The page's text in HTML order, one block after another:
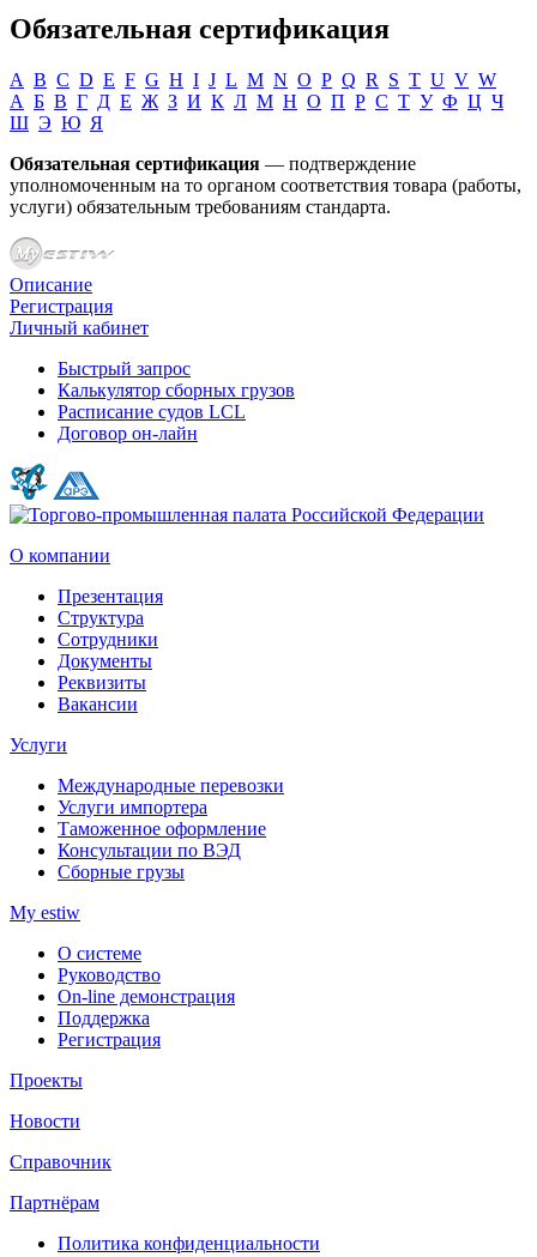
Обязательная сертификация
A B C D E F G H I J L M N O P Q R S T U V W
А Б В Г Д Е Ж З И К Л М Н О П Р С Т У Ф Ц Ч
Ш Э Ю Я
Обязательная сертификация — подтверждение
уполномоченным на то органом соответствия товара (работы,
услуги) обязательным требованиям стандарта.
Описание
Регистрация
Личный кабинет
Быстрый запрос
Калькулятор сборных грузов
Расписание судов LCL
Договор он-лайн
О компании
Презентация
Структура
Сотрудники
Документы
Реквизиты
Вакансии
Услуги
Международные перевозки
Услуги импортера
Таможенное оформление
Консультации по ВЭД
Сборные грузы
My estiw
О системе
Руководство
On-line демонстрация
Поддержка
Регистрация
Проекты
Новости
Справочник
Партнёрам
Политика конфиденциальности